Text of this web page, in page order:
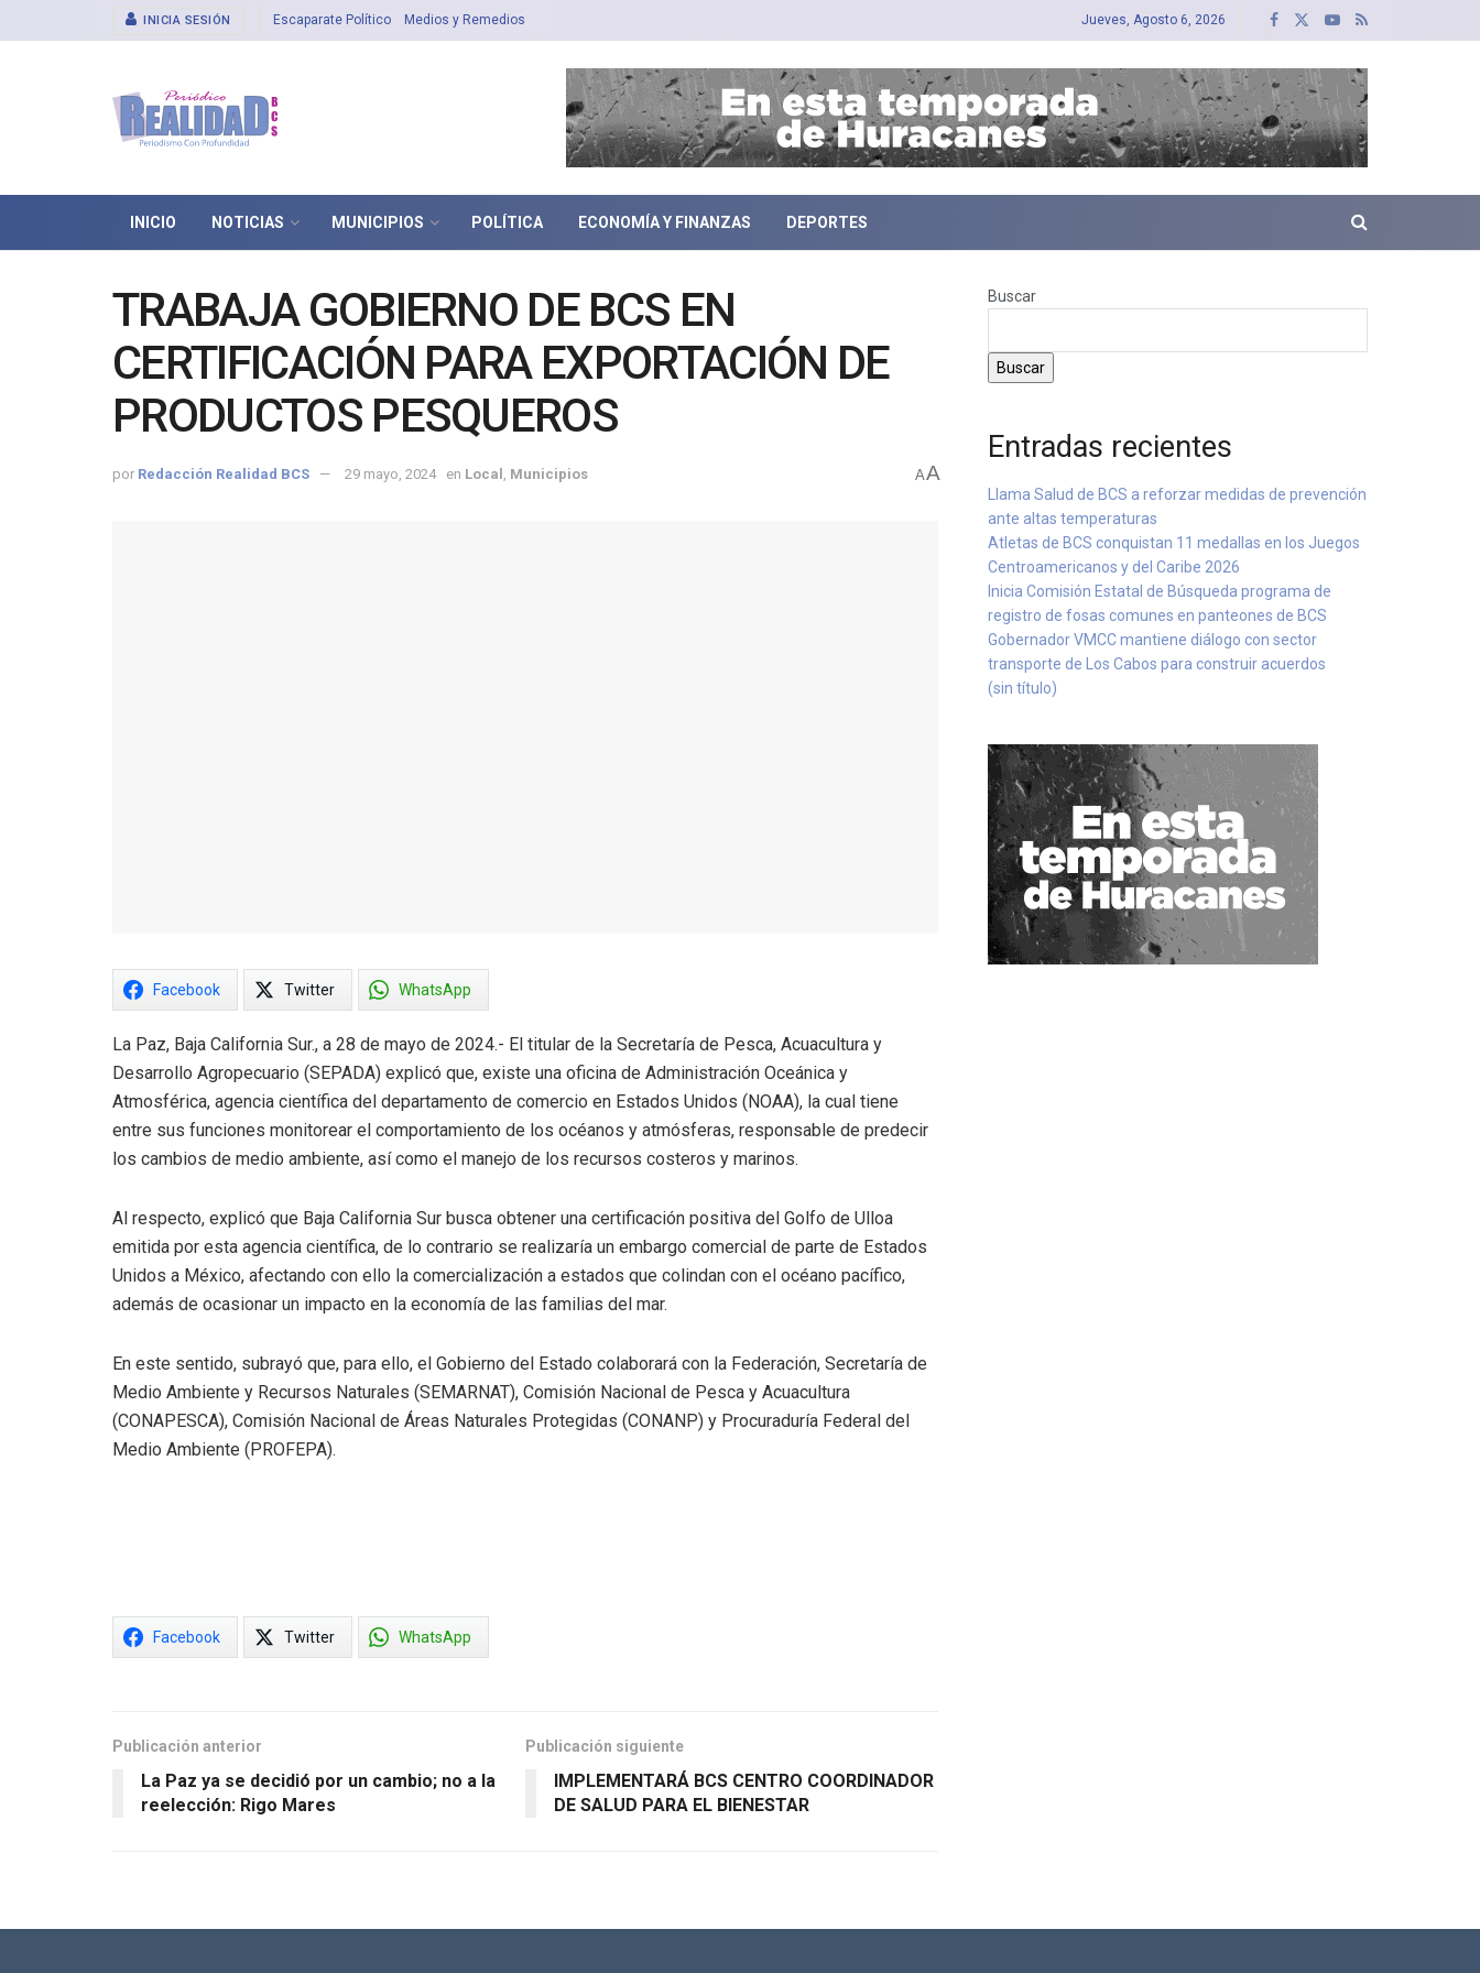
INICIA SESIÓN Escaparate Político Medios y Remedios Jueves, Agosto 6, 2026
INICIO NOTICIAS MUNICIPIOS POLÍTICA ECONOMÍA Y FINANZAS DEPORTES
TRABAJA GOBIERNO DE BCS EN
CERTIFICACIÓN PARA EXPORTACIÓN DE
PRODUCTOS PESQUEROS
por Redacción Realidad BCS 29 mayo, 2024 en Local Municipios AA
Facebook Twitter WhatsApp
La Paz, Baja California Sur., a 28 de mayo de 2024.- El titular de la Secretaría de Pesca, Acuacultura y
Desarrollo Agropecuario (SEPADA) explicó que, existe una oficina de Administración Oceánica y
Atmosférica, agencia científica del departamento de comercio en Estados Unidos (NOAA), la cual tiene
entre sus funciones monitorear el comportamiento de los océanos y atmósferas, responsable de predecir
los cambios de medio ambiente, así como el manejo de los recursos costeros y marinos.
Al respecto, explicó que Baja California Sur busca obtener una certificación positiva del Golfo de Ulloa
emitida por esta agencia científica, de lo contrario se realizaría un embargo comercial de parte de Estados
Unidos a México, afectando con ello la comercialización a estados que colindan con el océano pacífico,
además de ocasionar un impacto en la economía de las familias del mar.
En este sentido, subrayó que, para ello, el Gobierno del Estado colaborará con la Federación, Secretaría de
Medio Ambiente y Recursos Naturales (SEMARNAT), Comisión Nacional de Pesca y Acuacultura
(CONAPESCA), Comisión Nacional de Áreas Naturales Protegidas (CONANP) y Procuraduría Federal del
Medio Ambiente (PROFEPA).
Facebook Twitter WhatsApp
Publicación anterior
La Paz ya se decidió por un cambio; no a la
reelección: Rigo Mares
Publicación siguiente
IMPLEMENTARÁ BCS CENTRO COORDINADOR
DE SALUD PARA EL BIENESTAR
Buscar
Buscar
Entradas recientes
Llama Salud de BCS a reforzar medidas de prevención
ante altas temperaturas
Atletas de BCS conquistan 11 medallas en los Juegos
Centroamericanos y del Caribe 2026
Inicia Comisión Estatal de Búsqueda programa de
registro de fosas comunes en panteones de BCS
Gobernador VMCC mantiene diálogo con sector
transporte de Los Cabos para construir acuerdos
(sin título)